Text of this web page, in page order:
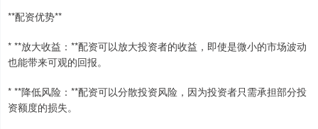
**配资优势**
* **放大收益：**配资可以放大投资者的收益，即使是微小的市场波动
也能带来可观的回报。
* **降低风险：**配资可以分散投资风险，因为投资者只需承担部分投
资额度的损失。